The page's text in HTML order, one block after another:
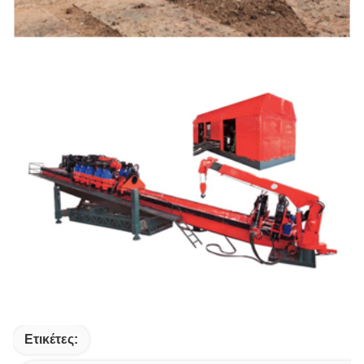
Ετικέτες: